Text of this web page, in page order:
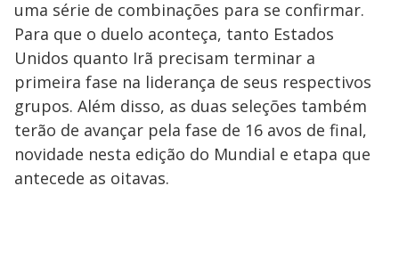
uma série de combinações para se confirmar.
Para que o duelo aconteça, tanto Estados
Unidos quanto Irã precisam terminar a
primeira fase na liderança de seus respectivos
grupos. Além disso, as duas seleções também
terão de avançar pela fase de 16 avos de final,
novidade nesta edição do Mundial e etapa que
antecede as oitavas.